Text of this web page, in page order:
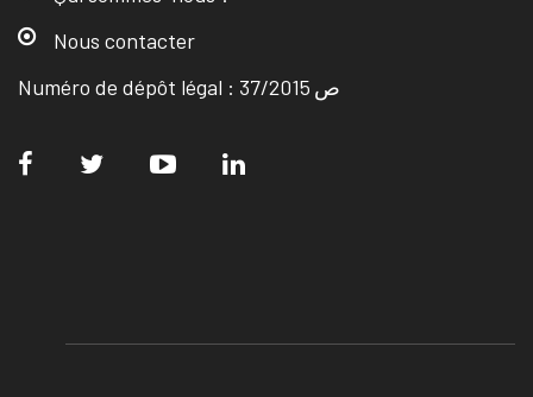
Nous contacter
Numéro de dépôt légal : ص 37/2015